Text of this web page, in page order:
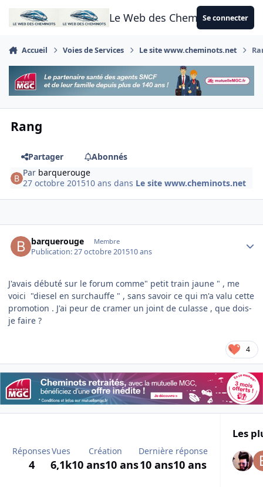
Aller au contenu
Le Web des CheminotsSe connecter
Accueil Voies de Services Le site www.cheminots.net
Rang
Partager
Abonnés
Par barquerouge
27 octobre 201510 ans dans Le site www.cheminots.net
barquerouge Membre
Publication:27 octobre 201510 ans
J'avais débuté sur le forum comme" petit train jaune " , me
voici "diesel en surchauffe " , sans savoir ce qui m'a valu cette
promotion . J'ai peur de cramer un joint de culasse , que dois-
je faire ?
4
Réponses
4
Vues
6,1k
Création
10 ans10 ans
Dernière réponse
10 ans10 ans
Les